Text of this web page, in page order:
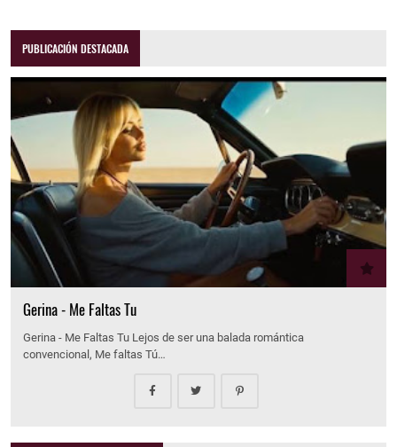
PUBLICACIÓN DESTACADA
Gerina - Me Faltas Tu
Gerina - Me Faltas Tu Lejos de ser una balada romántica
convencional, Me faltas Tú…